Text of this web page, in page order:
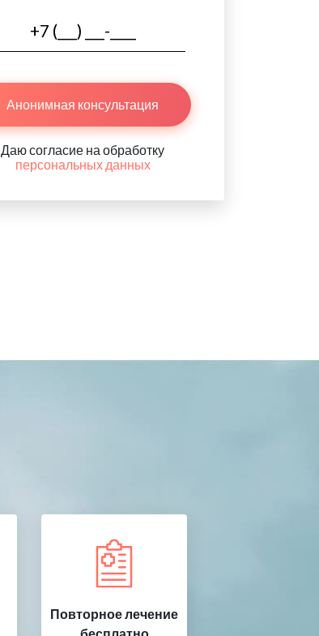
Анонимная консультация
Даю согласие на обработку
персональных данных
Повторное лечение